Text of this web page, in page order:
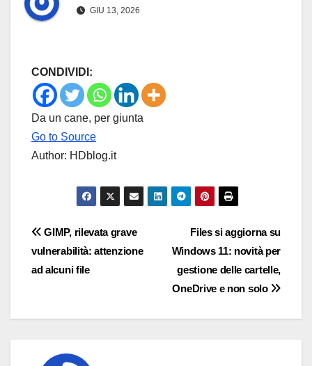
GIU 13, 2026
CONDIVIDI:
Da un cane, per giunta
Go to Source
Author: HDblog.it
Navigazione
articoli
Files si aggiorna su
Windows 11: novità per
gestione delle cartelle,
OneDrive e non solo
GIMP, rilevata grave
vulnerabilità: attenzione
ad alcuni file